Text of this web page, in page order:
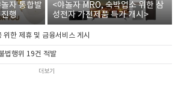
자 통합발
행
<야놀자 MRO, 숙박업소 위한 삼
성전자 가전제품 특가 개시>
한 제휴 및 금융서비스 게시
법행위 19건 적발
더보기